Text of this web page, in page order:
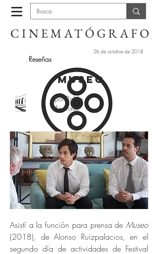
CINEMATÓGRAFO
Reseñas
Museo
por Pablo
Andrade
26 de octubre de 2018
Asistí a la función para prensa de Museo
(2018), de Alonso Ruizpalacios, en el
segundo día de actividades de Festival